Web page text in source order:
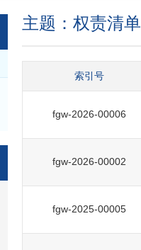
主题：权责清单
索引号
fgw-2026-00006
fgw-2026-00002
fgw-2025-00005